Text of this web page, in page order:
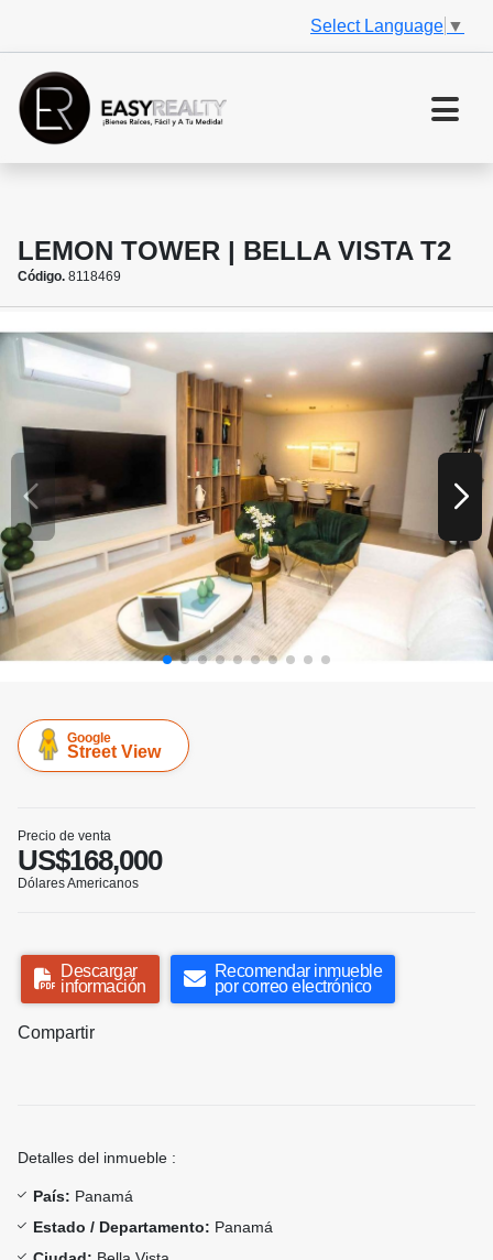
Select Language ▼
LEMON TOWER | BELLA VISTA T2
Código. 8118469
Google
Street View
Precio de venta
US$168,000
Dólares Americanos
Descargar
información
Recomendar inmueble
por correo electrónico
Compartir
Detalles del inmueble :
País: Panamá
Estado / Departamento: Panamá